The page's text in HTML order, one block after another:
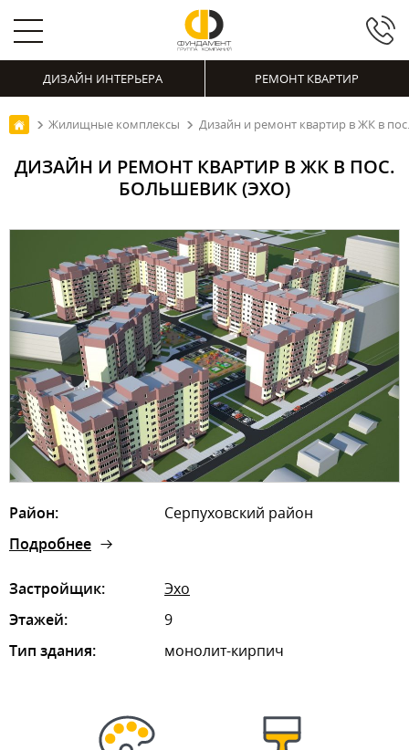
ДИЗАЙН ИНТЕРЬЕРА РЕМОНТ КВАРТИР
Жилищные комплексы Дизайн и ремонт квартир в ЖК в
ДИЗАЙН И РЕМОНТ КВАРТИР В ЖК В ПОС.
БОЛЬШЕВИК (ЭХО)
Район:
Серпуховский район
Подробнее
Застройщик:
Эхо
Этажей:
9
Тип здания:
монолит-кирпич